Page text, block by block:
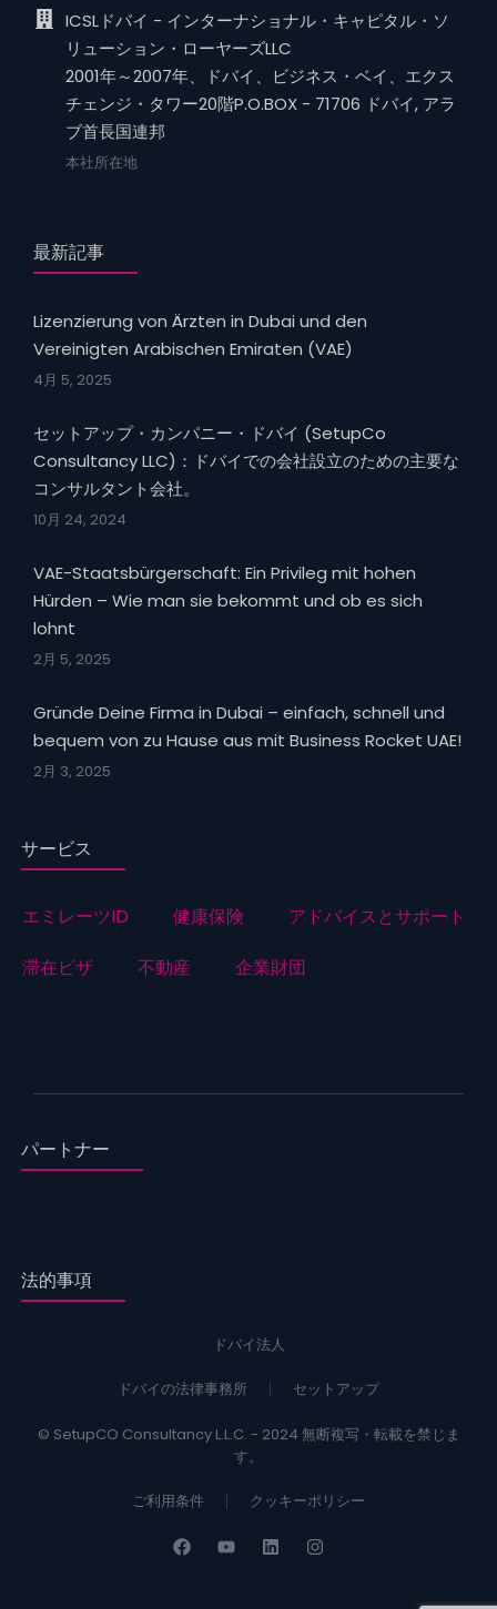
ICSLドバイ - インターナショナル・キャピタル・ソ
リューション・ローヤーズLLC
2001年～2007年、ドバイ、ビジネス・ベイ、エクス
チェンジ・タワー20階P.O.BOX - 71706 ドバイ, アラ
ブ首長国連邦
本社所在地
最新記事
Lizenzierung von Ärzten in Dubai und den
Vereinigten Arabischen Emiraten (VAE)
4月 5, 2025
セットアップ・カンパニー・ドバイ (SetupCo
Consultancy LLC)：ドバイでの会社設立のための主要な
コンサルタント会社。
10月 24, 2024
VAE-Staatsbürgerschaft: Ein Privileg mit hohen
Hürden – Wie man sie bekommt und ob es sich
lohnt
2月 5, 2025
Gründe Deine Firma in Dubai – einfach, schnell und
bequem von zu Hause aus mit Business Rocket UAE!
2月 3, 2025
サービス
エミレーツID 健康保険
アドバイスとサポート
滞在ビザ
不動産 企業財団
パートナー
法的事項
ドバイ法人
ドバイの法律事務所 セットアップ
© SetupCO Consultancy L.L.C. - 2024 無断複写・転載を禁じま
す。
ご利用条件 クッキーポリシー